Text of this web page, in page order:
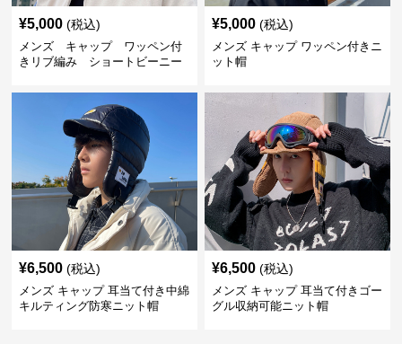
¥5,000 (税込)
メンズ キャップ ワッペン付
きリブ編み ショートビーニー
¥5,000 (税込)
メンズ キャップ ワッペン付きニ
ット帽
¥6,500 (税込)
メンズ キャップ 耳当て付き中綿
キルティング防寒ニット帽
¥6,500 (税込)
メンズ キャップ 耳当て付きゴー
グル収納可能ニット帽